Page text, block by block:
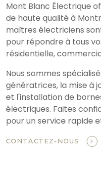
Mont Blanc Électrique
de haute qualité à
maîtres électriciens
pour répondre à tous
résidentielle,
Nous sommes
génératrices, la mise à
et l'installation de
électriques. Faites
pour un service rapide
CONTACTEZ-NOUS